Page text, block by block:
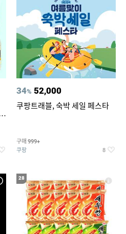
34% 52,000
쿠팡트래블, 숙박 세일 페스타
구매 999+
쿠팡 8
28